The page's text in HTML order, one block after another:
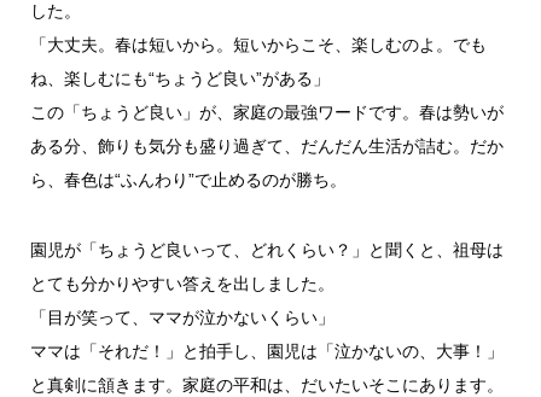
した。
「大丈夫。春は短いから。短いからこそ、楽しむのよ。でも
ね、楽しむにも“ちょうど良い”がある」
この「ちょうど良い」が、家庭の最強ワードです。春は勢いが
ある分、飾りも気分も盛り過ぎて、だんだん生活が詰む。だか
ら、春色は“ふんわり”で止めるのが勝ち。
園児が「ちょうど良いって、どれくらい？」と聞くと、祖母は
とても分かりやすい答えを出しました。
「目が笑って、ママが泣かないくらい」
ママは「それだ！」と拍手し、園児は「泣かないの、大事！」
と真剣に頷きます。家庭の平和は、だいたいそこにあります。